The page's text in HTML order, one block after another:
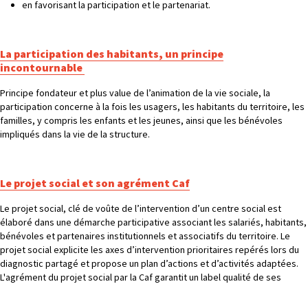
en favorisant la participation et le partenariat.
La participation des habitants, un principe
incontournable
Principe fondateur et plus value de l’animation de la vie sociale, la
participation concerne à la fois les usagers, les habitants du territoire, les
familles, y compris les enfants et les jeunes, ainsi que les bénévoles
impliqués dans la vie de la structure.
Le projet social et son agrément Caf
Le projet social, clé de voûte de l’intervention d’un centre social est
élaboré dans une démarche participative associant les salariés, habitants,
bénévoles et partenaires institutionnels et associatifs du territoire. Le
projet social explicite les axes d’intervention prioritaires repérés lors du
diagnostic partagé et propose un plan d’actions et d’activités adaptées.
L'agrément du projet social par la Caf garantit un label qualité de ses